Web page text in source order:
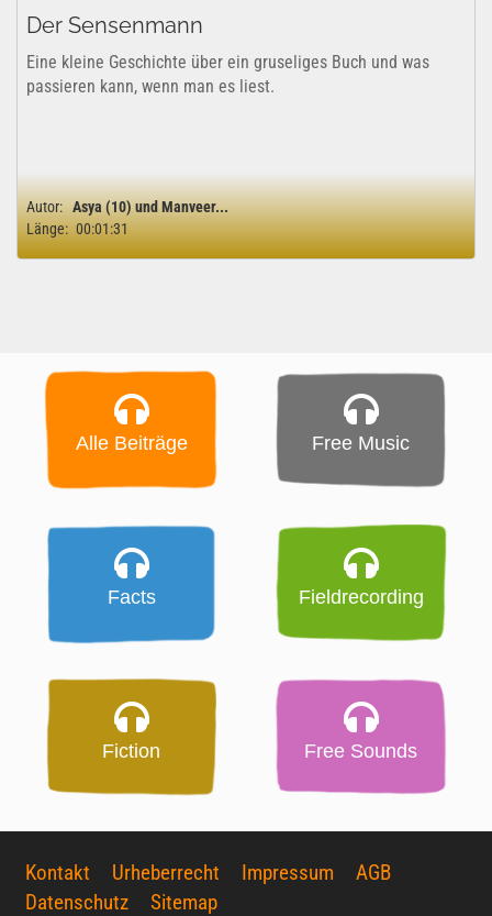
Der Sensenmann
Eine kleine Geschichte über ein gruseliges Buch und was
passieren kann, wenn man es liest.
Autor: Asya (10) und Manveer...
Länge: 00:01:31
Alle Beiträge Free Music
Facts Fieldrecording
Fiction Free Sounds
Kontakt Urheberrecht Impressum
AGB
Datenschutz
Sitemap